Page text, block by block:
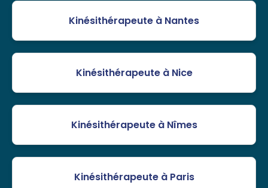
Kinésithérapeute à Nantes
Kinésithérapeute à Nice
Kinésithérapeute à Nîmes
Kinésithérapeute à Paris